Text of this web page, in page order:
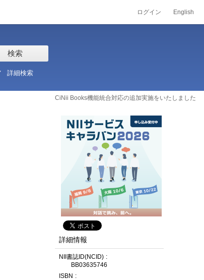
ログイン English
検索
詳細検索
CiNii Books機能統合対応の追加実施をいたしました
詳細情報
NII書誌ID(NCID)
BB03635746
ISBN